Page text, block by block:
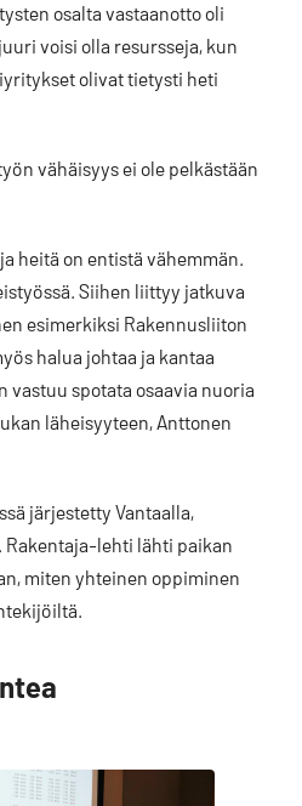
osalta vastaanotto oli
voisi olla resursseja, kun
olivat tietysti heti
vähäisyys ei ole pelkästään
heitä on entistä vähemmän.
Siihen liittyy jatkuva
esimerkiksi Rakennusliiton
halua johtaa ja kantaa
vastuu spotata osaavia nuoria
läheisyyteen, Anttonen
järjestetty Vantaalla,
Rakentaja-lehti lähti paikan
miten yhteinen oppiminen